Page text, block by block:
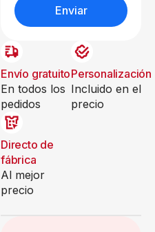
Enviar
Envío gratuito
En todos los
pedidos
Personalización
Incluido en el
precio
Directo de
fábrica
Al mejor
precio